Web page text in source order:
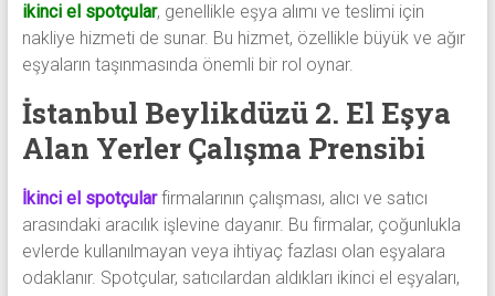
ikinci el spotçular, genellikle eşya alımı ve teslimi için
nakliye hizmeti de sunar. Bu hizmet, özellikle büyük ve ağır
eşyaların taşınmasında önemli bir rol oynar.
İstanbul Beylikdüzü 2. El Eşya
Alan Yerler Çalışma Prensibi
İkinci el spotçularfirmalarının çalışması, alıcı ve satıcı
arasındaki aracılık işlevine dayanır. Bu firmalar, çoğunlukla
evlerde kullanılmayan veya ihtiyaç fazlası olan eşyalara
odaklanır. Spotçular, satıcılardan aldıkları ikinci el eşyaları,